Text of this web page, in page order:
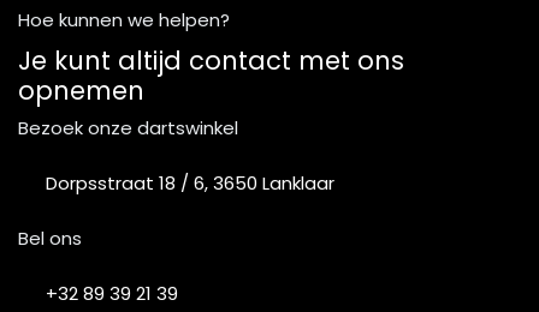
Hoe kunnen we helpen?
Je kunt altijd contact met ons
opnemen
Bezoek onze dartswinkel
Dorpsstraat 18 / 6, 3650 Lanklaar
Bel ons
+32 89 39 21 39